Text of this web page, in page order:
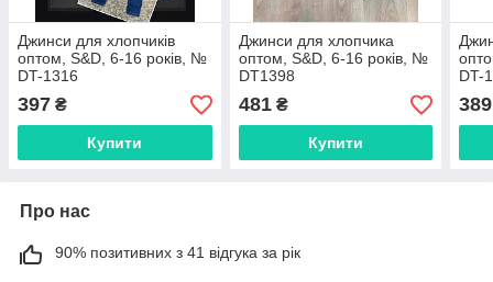
Джинси для хлопчиків
оптом, S&D, 6-16 років, №
DT-1316
397 ₴
Купити
Джинси для хлопчика
оптом, S&D, 6-16 років, №
DT1398
481₴
Купити
DT-
389
Про нас
90% позитивних з 41 відгука за рік